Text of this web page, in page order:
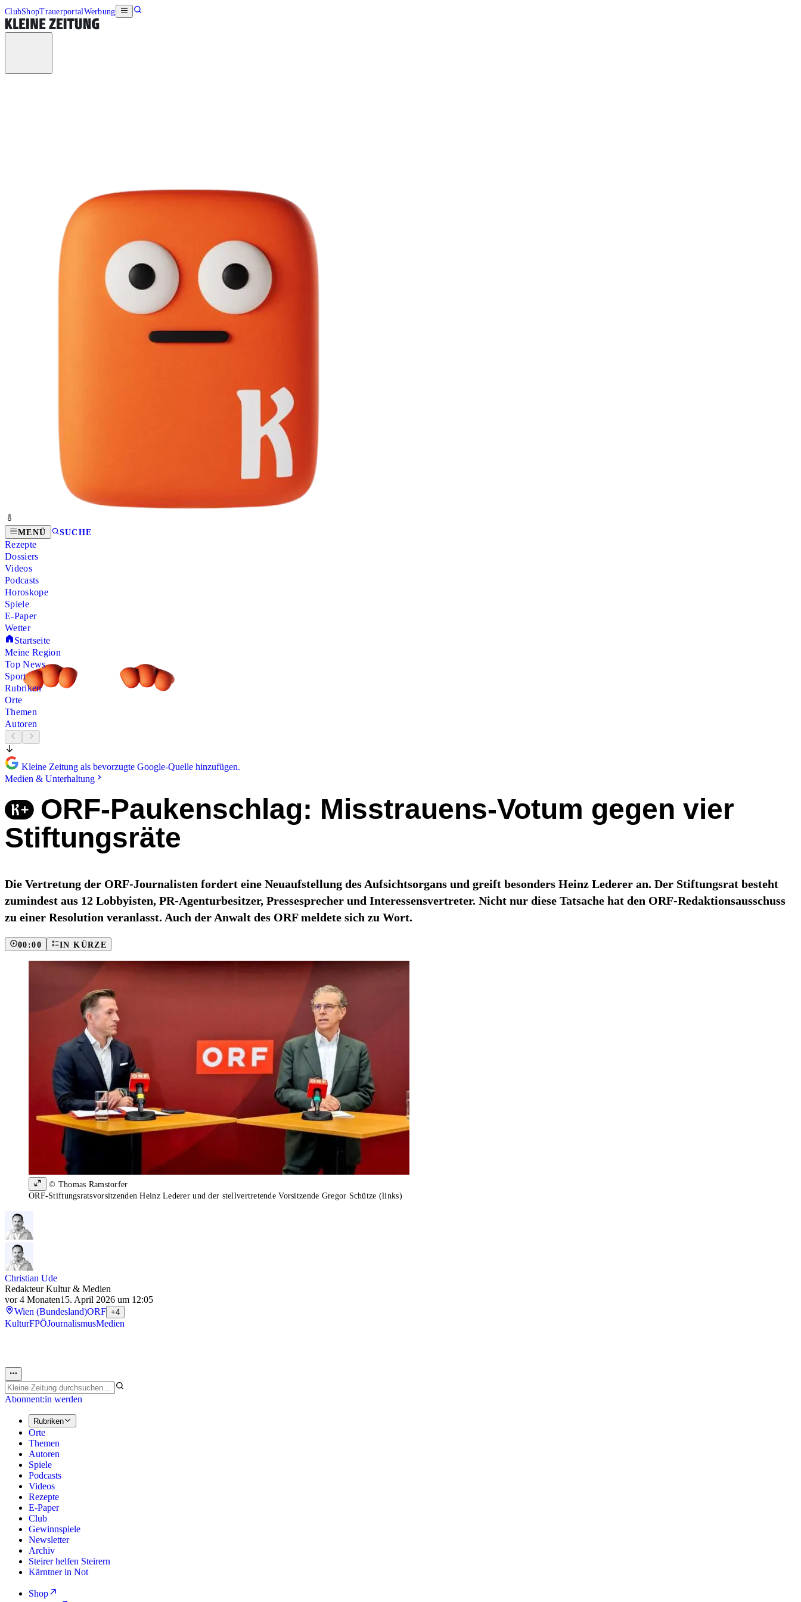
ClubShopTrauerportalWerbung
MENÜ SUCHE
Rezepte
Dossiers
Videos
Podcasts
Horoskope
Spiele
E-Paper
Wetter
Startseite
Meine Region
Top News
Sport
Rubriken
Orte
Themen
Autoren
Kleine Zeitung als bevorzugte Google-Quelle hinzufügen.
Medien & Unterhaltung
ORF-Paukenschlag: Misstrauens-Votum gegen vier
Stiftungsräte
Die Vertretung der ORF-Journalisten fordert eine Neuaufstellung des Aufsichtsorgans und greift besonders Heinz Lederer an. Der Stiftungsrat besteht
zumindest aus 12 Lobbyisten, PR-Agenturbesitzer, Pressesprecher und Interessensvertreter. Nicht nur diese Tatsache hat den ORF-Redaktionsausschuss
zu einer Resolution veranlasst. Auch der Anwalt des ORF meldete sich zu Wort.
00:00 IN KÜRZE
© Thomas Ramstorfer
ORF-Stiftungsratsvorsitzenden Heinz Lederer und der stellvertretende Vorsitzende Gregor Schütze (links)
Christian Ude
Redakteur Kultur & Medien
vor 4 Monaten15. April 2026 um 12:05
Wien (Bundesland)ORF +4
KulturFPÖJournalismusMedien
Abonnent:in werden
Rubriken
Orte
Themen
Autoren
Spiele
Podcasts
Videos
Rezepte
E-Paper
Club
Gewinnspiele
Newsletter
Archiv
Steirer helfen Steirern
Kärntner in Not
Shop